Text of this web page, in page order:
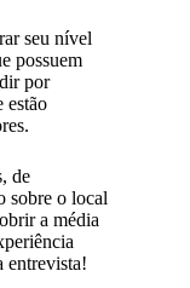
seu nível
possuem
por
estão
de
sobre o local
a média
entrevista!